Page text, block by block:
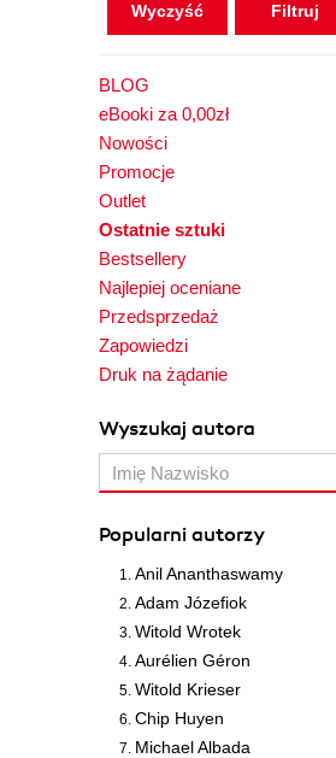
Wyczyść
BLOG
eBooki za 0,00zł
Nowości
Promocje
Outlet
Ostatnie sztuki
Bestsellery
Najlepiej oceniane
Przedsprzedaż
Zapowiedzi
Druk na żądanie
Wyszukaj autora
Popularni autorzy
Anil Ananthaswamy
Adam Józefiok
Witold Wrotek
Aurélien Géron
Witold Krieser
Chip Huyen
Michael Albada